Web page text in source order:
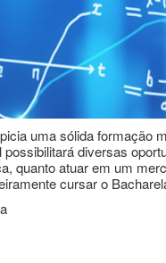
uma sólida formação
diversas
quanto atuar em um
cursar o